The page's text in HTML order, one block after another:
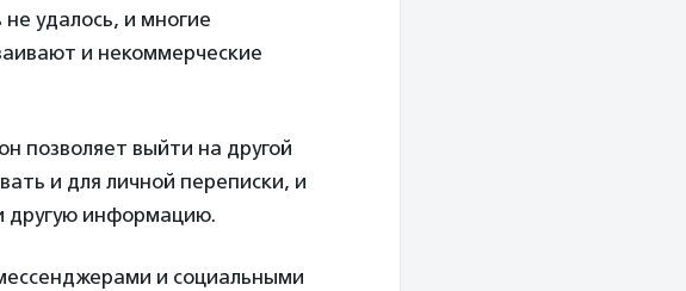
не удалось, и многие
и некоммерческие
позволяет выйти на другой
и для личной переписки, и
другую информацию.
и социальными